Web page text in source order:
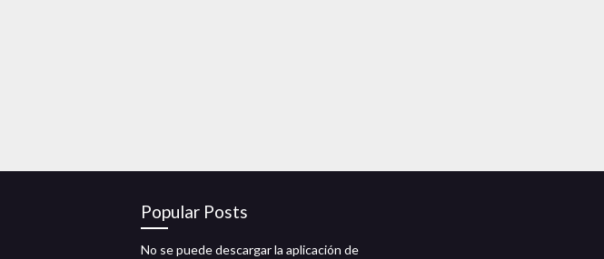
Popular Posts
No se puede descargar la aplicación de